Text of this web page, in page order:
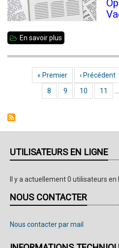
En savoir plus
-
Février
Pagination
Première page
« Premier Page précédente
‹ Précédent
Page
8 Page
9 Page
10 Page
11
UTILISATEURS EN LIGNE
Il y a actuellement 0 utilisateurs en
NOUS CONTACTER
Nous contacter par mail